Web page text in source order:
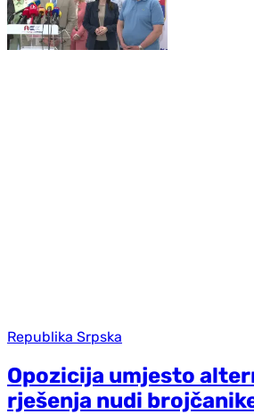
Republika Srpska
Opozicija umjesto
rješenja nudi